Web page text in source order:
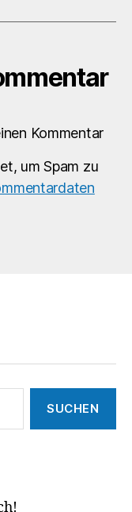
Kommentar
um Spam zu